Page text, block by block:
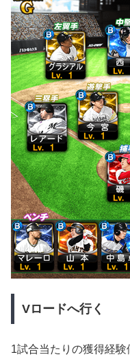
Vロードへ行く
1試合当たりの獲得経験